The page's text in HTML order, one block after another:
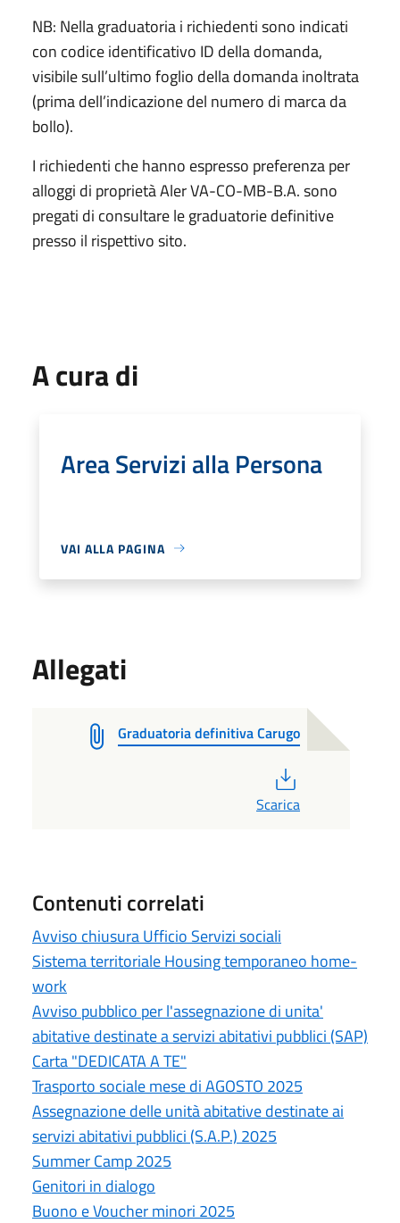
NB: Nella graduatoria i richiedenti sono indicati
con codice identificativo ID della domanda,
visibile sull’ultimo foglio della domanda inoltrata
(prima dell’indicazione del numero di marca da
bollo).
I richiedenti che hanno espresso preferenza per
alloggi di proprietà Aler VA-CO-MB-B.A. sono
pregati di consultare le graduatorie definitive
presso il rispettivo sito.
A cura di
Area Servizi alla Persona
VAI ALLA PAGINA
Allegati
Graduatoria definitiva Carugo
Scarica
Contenuti correlati
Avviso chiusura Ufficio Servizi sociali
Sistema territoriale Housing temporaneo home-
work
Avviso pubblico per l'assegnazione di unita'
abitative destinate a servizi abitativi pubblici (SAP)
Carta "DEDICATA A TE"
Trasporto sociale mese di AGOSTO 2025
Assegnazione delle unità abitative destinate ai
servizi abitativi pubblici (S.A.P.) 2025
Summer Camp 2025
Genitori in dialogo
Buono e Voucher minori 2025